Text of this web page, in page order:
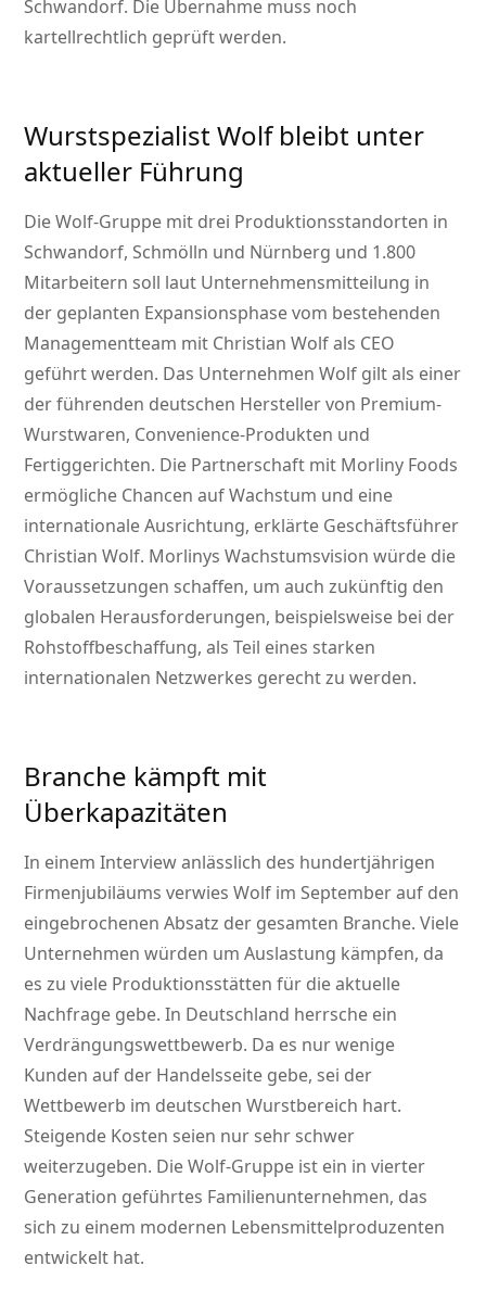
Schwandorf. Die Übernahme muss noch
kartellrechtlich geprüft werden.
Wurstspezialist Wolf bleibt unter
aktueller Führung
Die Wolf-Gruppe mit drei Produktionsstandorten in
Schwandorf, Schmölln und Nürnberg und 1.800
Mitarbeitern soll laut Unternehmensmitteilung in
der geplanten Expansionsphase vom bestehenden
Managementteam mit Christian Wolf als CEO
geführt werden. Das Unternehmen Wolf gilt als einer
der führenden deutschen Hersteller von Premium-
Wurstwaren, Convenience-Produkten und
Fertiggerichten. Die Partnerschaft mit Morliny Foods
ermögliche Chancen auf Wachstum und eine
internationale Ausrichtung, erklärte Geschäftsführer
Christian Wolf. Morlinys Wachstumsvision würde die
Voraussetzungen schaffen, um auch zukünftig den
globalen Herausforderungen, beispielsweise bei der
Rohstoffbeschaffung, als Teil eines starken
internationalen Netzwerkes gerecht zu werden.
Branche kämpft mit
Überkapazitäten
In einem Interview anlässlich des hundertjährigen
Firmenjubiläums verwies Wolf im September auf den
eingebrochenen Absatz der gesamten Branche. Viele
Unternehmen würden um Auslastung kämpfen, da
es zu viele Produktionsstätten für die aktuelle
Nachfrage gebe. In Deutschland herrsche ein
Verdrängungswettbewerb. Da es nur wenige
Kunden auf der Handelsseite gebe, sei der
Wettbewerb im deutschen Wurstbereich hart.
Steigende Kosten seien nur sehr schwer
weiterzugeben. Die Wolf-Gruppe ist ein in vierter
Generation geführtes Familienunternehmen, das
sich zu einem modernen Lebensmittelproduzenten
entwickelt hat.